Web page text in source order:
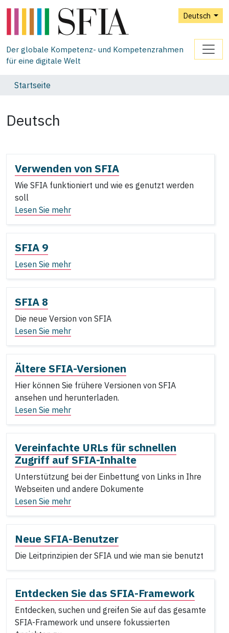
Deutsch
Der globale Kompetenz- und Kompetenzrahmen
für eine digitale Welt
Startseite
Deutsch
Verwenden von SFIA
Wie SFIA funktioniert und wie es genutzt werden
soll
Lesen Sie mehr
SFIA 9
Lesen Sie mehr
SFIA 8
Die neue Version von SFIA
Lesen Sie mehr
Ältere SFIA-Versionen
Hier können Sie frühere Versionen von SFIA
ansehen und herunterladen.
Lesen Sie mehr
Vereinfachte URLs für schnellen
Zugriff auf SFIA-Inhalte
Unterstützung bei der Einbettung von Links in Ihre
Webseiten und andere Dokumente
Lesen Sie mehr
Neue SFIA-Benutzer
Die Leitprinzipien der SFIA und wie man sie benutzt
Entdecken Sie das SFIA-Framework
Entdecken, suchen und greifen Sie auf das gesamte
SFIA-Framework und unsere fokussierten